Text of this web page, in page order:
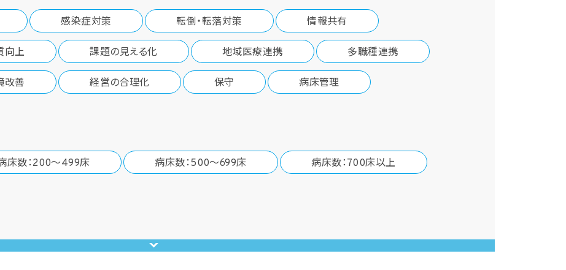
感染症対策 転倒・転落対策 情報共有
向上 課題の見える化 地域医療連携 多職種連携
改善 経営の合理化 保守 病床管理
床数：200～499床 病床数：500～699床 病床数：700床以上